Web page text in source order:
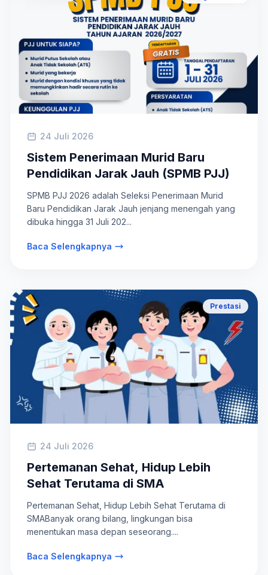
24 Juli 2026
Sistem Penerimaan Murid Baru
Pendidikan Jarak Jauh (SPMB PJJ)
SPMB PJJ 2026 adalah Seleksi Penerimaan Murid
Baru Pendidikan Jarak Jauh jenjang menengah yang
dibuka hingga 31 Juli 202...
Baca Selengkapnya
Prestasi
24 Juli 2026
Pertemanan Sehat, Hidup Lebih
Sehat Terutama di SMA
Pertemanan Sehat, Hidup Lebih Sehat Terutama di
SMABanyak orang bilang, lingkungan bisa
menentukan masa depan seseorang....
Baca Selengkapnya